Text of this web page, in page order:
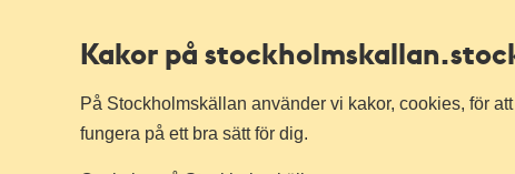
Kakor på stockholmskallan
På Stockholmskällan använder vi kakor, cookies, för
fungera på ett bra sätt för dig.